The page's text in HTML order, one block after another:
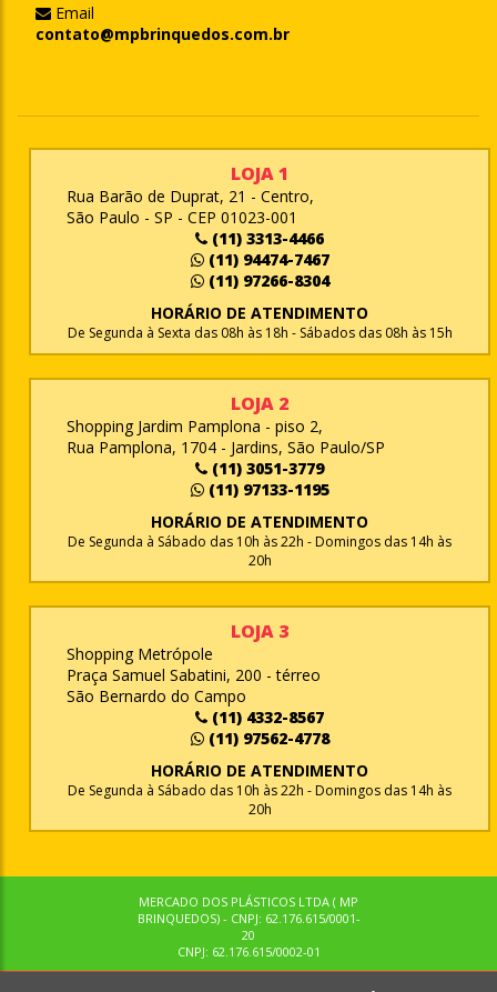
Email
contato@mpbrinquedos.com.br
LOJA 1
Rua Barão de Duprat, 21 - Centro,
São Paulo - SP - CEP 01023-001
(11) 3313-4466
(11) 94474-7467
(11) 97266-8304
HORÁRIO DE ATENDIMENTO
De Segunda à Sexta das 08h às 18h - Sábados das 08h às 15h
LOJA 2
Shopping Jardim Pamplona - piso 2,
Rua Pamplona, 1704 - Jardins, São Paulo/SP
(11) 3051-3779
(11) 97133-1195
HORÁRIO DE ATENDIMENTO
De Segunda à Sábado das 10h às 22h - Domingos das 14h às
20h
LOJA 3
Shopping Metrópole
Praça Samuel Sabatini, 200 - térreo
São Bernardo do Campo
(11) 4332-8567
(11) 97562-4778
HORÁRIO DE ATENDIMENTO
De Segunda à Sábado das 10h às 22h - Domingos das 14h às
20h
MERCADO DOS PLÁSTICOS LTDA ( MP
BRINQUEDOS) - CNPJ: 62.176.615/0001-
20
CNPJ: 62.176.615/0002-01